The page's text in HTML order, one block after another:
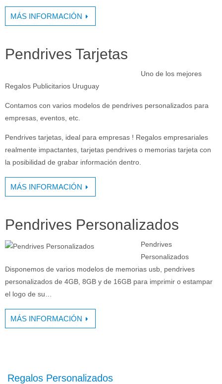
MÁS INFORMACIÓN
Pendrives Tarjetas
Uno de los mejores
Regalos Publicitarios Uruguay
Contamos con varios modelos de pendrives personalizados para
empresas, eventos, etc.
Pendrives tarjetas, ideal para empresas ! Regalos empresariales
realmente impactantes, tarjetas pendrives o memorias tarjeta con
la posibilidad de grabar información dentro.
MÁS INFORMACIÓN
Pendrives Personalizados
Pendrives
Personalizados
Disponemos de varios modelos de memorias usb, pendrives
personalizados de 4GB, 8GB y de 16GB para imprimir o estampar
el logo de su…
MÁS INFORMACIÓN
Regalos Personalizados